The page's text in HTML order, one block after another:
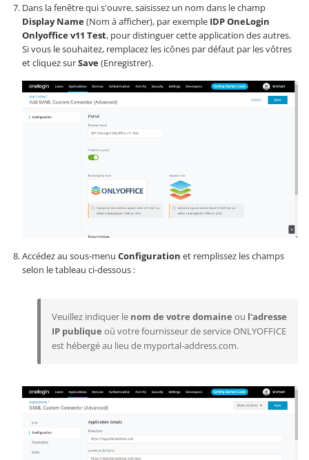
Dans la fenêtre qui s'ouvre, saisissez un nom dans le champ
Display Name(Nom à afficher), par exemple IDP OneLogin
Onlyoffice v11 Test, pour distinguer cette application des autres.
Si vous le souhaitez, remplacez les icônes par défaut par les vôtres
et cliquez surSave(Enregistrer).
Accédez au sous-menu Configuration et remplissez les champs
selon le tableau ci-dessous :
Veuillez indiquer le nom de votre domaine ou l'adresse
IP publique où votre fournisseur de service ONLYOFFICE
est hébergé au lieu de myportal-address.com.